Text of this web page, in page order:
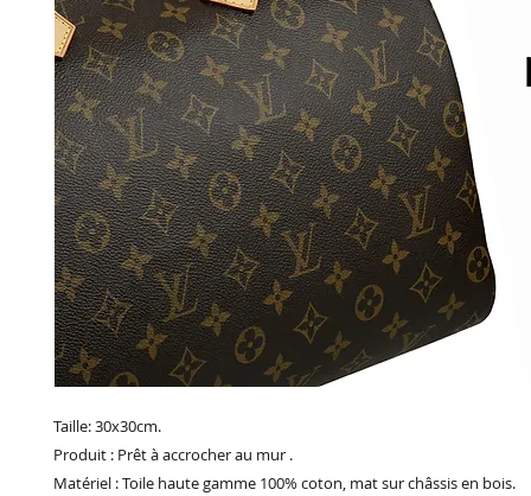
Taille: 30x30cm.
Produit : Prêt à accrocher au mur .
Matériel : Toile haute gamme 100% coton, mat sur châssis en bois.